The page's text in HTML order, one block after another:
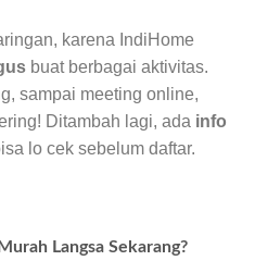
karena IndiHome
buat berbagai aktivitas.
sampai meeting online,
Ditambah lagi, ada info
lo cek sebelum daftar.
Langsa Sekarang?